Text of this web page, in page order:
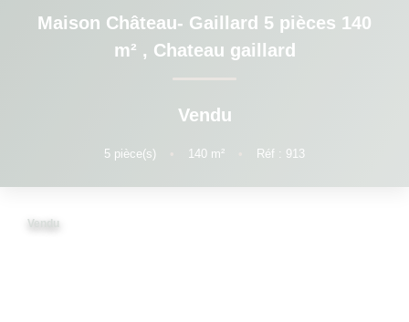
ESTIMATION IMMOBILIÈRE
CHASSE IMMOBILIÈRE
Maison Château- Gaillard 5 pièces 140
m² , Chateau gaillard
Vendu
5 pièce(s) 140 m² Réf : 913
Vendu